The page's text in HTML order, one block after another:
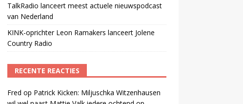
TalkRadio lanceert meest actuele nieuwspodcast
van Nederland
KINK-oprichter Leon Ramakers lanceert Jolene
Country Radio
RECENTE REACTIES
Fred op Patrick Kicken: Miljuschka Witzenhausen